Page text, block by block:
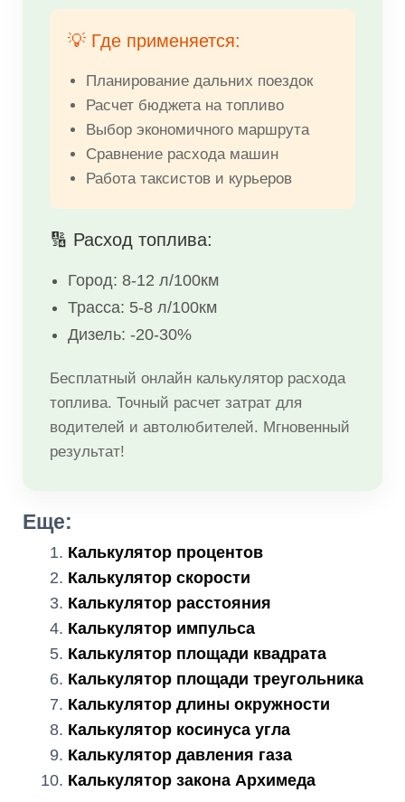
💡 Где применяется:
Планирование дальних поездок
Расчет бюджета на топливо
Выбор экономичного маршрута
Сравнение расхода машин
Работа таксистов и курьеров
🔢 Расход топлива:
Город: 8-12 л/100км
Трасса: 5-8 л/100км
Дизель: -20-30%
Бесплатный онлайн калькулятор расхода
топлива. Точный расчет затрат для
водителей и автолюбителей. Мгновенный
результат!
Еще:
Калькулятор процентов
Калькулятор скорости
Калькулятор расстояния
Калькулятор импульса
Калькулятор площади квадрата
Калькулятор площади треугольника
Калькулятор длины окружности
Калькулятор косинуса угла
Калькулятор давления газа
Калькулятор закона Архимеда